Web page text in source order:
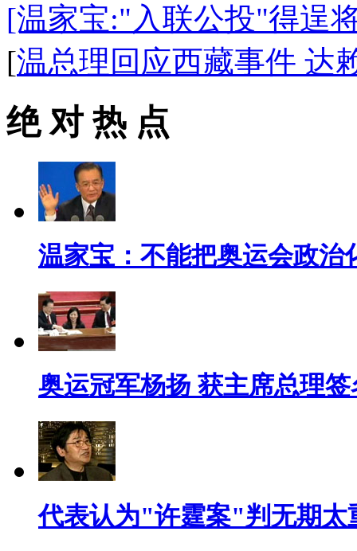
[温家宝:"入联公投"得逞
[温总理回应西藏事件 达
绝 对 热 点
温家宝：不能把奥运会政治
奥运冠军杨扬 获主席总理签
代表认为"许霆案"判无期太